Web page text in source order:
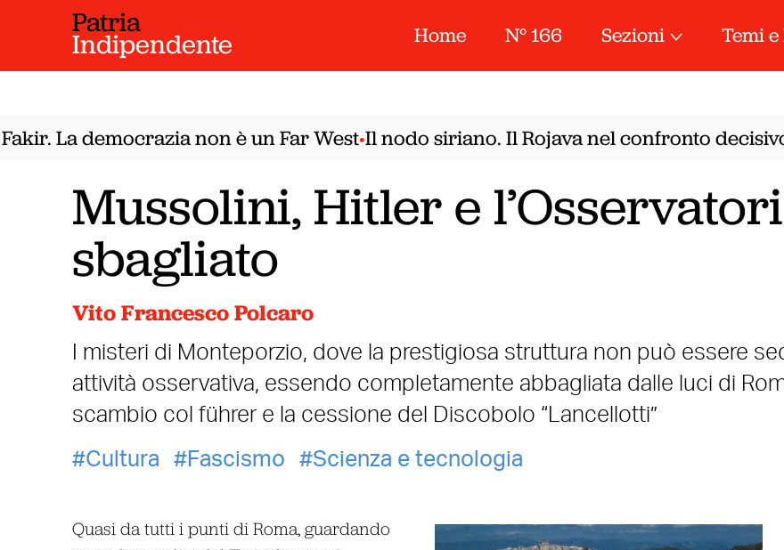
Patria
Indipendente Home N° 166 Sezioni Temi
La democrazia non è un Far West•Il nodo siriano. Il Rojava nel confronto decisivo
Mussolini, Hitler e
sbagliato
Vito Francesco Polcaro
I misteri di Monteporzio, dove la prestigiosa struttura non può essere
attività osservativa, essendo completamente abbagliata dalle luci di
scambio col führer e la cessione del Discobolo “Lancellotti”
Cultura
Fascismo Scienza e tecnologia
Quasi da tutti i punti di Roma, guardando